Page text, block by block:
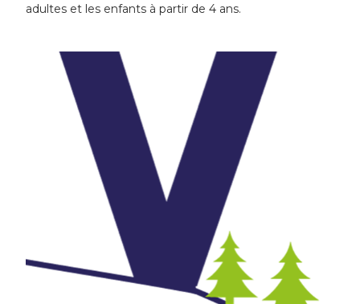
adultes et les enfants à partir de 4 ans.